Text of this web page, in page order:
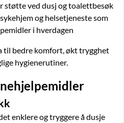
støtte ved dusj og toalettbesøk
og helsetjeneste som
i hverdagen
til bedre komfort, økt trygghet
hygienerutiner.
enklere og tryggere å dusje